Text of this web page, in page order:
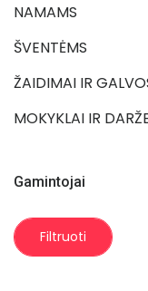
NAMAMS
ŠVENTĖMS
ŽAIDIMAI IR
MOKYKLAI IR
Gamintojai
Filtruoti